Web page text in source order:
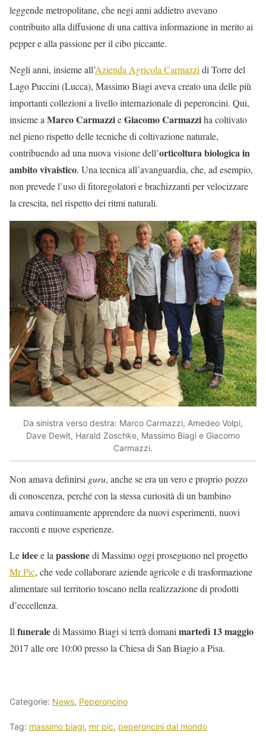
leggende metropolitane, che negi anni addietro avevano
contribuito alla diffusione di una cattiva informazione in merito ai
pepper e alla passione per il cibo piccante.
Negli anni, insieme all’Azienda Agricola Carmazzi di Torre del
Lago Puccini (Lucca), Massimo Biagi aveva creato una delle più
importanti collezioni a livello internazionaledi peperoncini. Qui,
insieme a Marco CarmazzieGiacomo Carmazziha coltivato
nel pieno rispetto delle tecniche di coltivazione naturale,
contribuendo ad una nuova visione dell’orticoltura biologica in
ambito vivaistico. Una tecnica all’avanguardia, che, ad esempio,
non prevede l’uso di fitoregolatori e brachizzanti per velocizzare
la crescita, nel rispetto dei ritmi naturali.
Da sinistra verso destra: Marco Carmazzi, Amedeo Volpi,
Dave Dewit, Harald Zoschke, Massimo Biagi e Giacomo
Carmazzi.
Non amava definirsi guru, anche se era un vero e proprio pozzo
di conoscenza, perché con la stessa curiosità di un bambino
amava continuamente apprendere da nuovi esperimenti, nuovi
racconti e nuove esperienze.
Leideee la passionedi Massimo oggi proseguono nel progetto
Mr Pic, che vede collaborare aziende agricole e di trasformazione
alimentare sul territorio toscano nella realizzazione di prodotti
d’eccellenza.
Il funeraledi Massimo Biagi si terrà domani martedì 13 maggio
2017 alle ore 10:00 presso la Chiesa di San Biagio a Pisa.
Categorie: News, Peperoncino
Tag: massimo biagi, mr pic, peperoncini dal mondo